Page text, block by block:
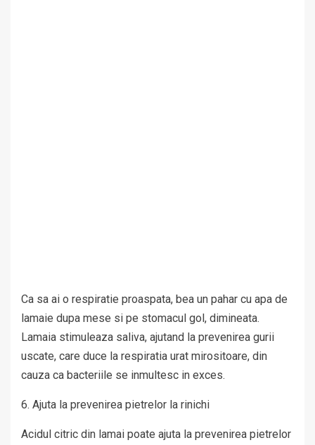
Ca sa ai o respiratie proaspata, bea un pahar cu apa de
lamaie dupa mese si pe stomacul gol, dimineata.
Lamaia stimuleaza saliva, ajutand la prevenirea gurii
uscate, care duce la respiratia urat mirositoare, din
cauza ca bacteriile se inmultesc in exces.
6. Ajuta la prevenirea pietrelor la rinichi
Acidul citric din lamai poate ajuta la prevenirea pietrelor